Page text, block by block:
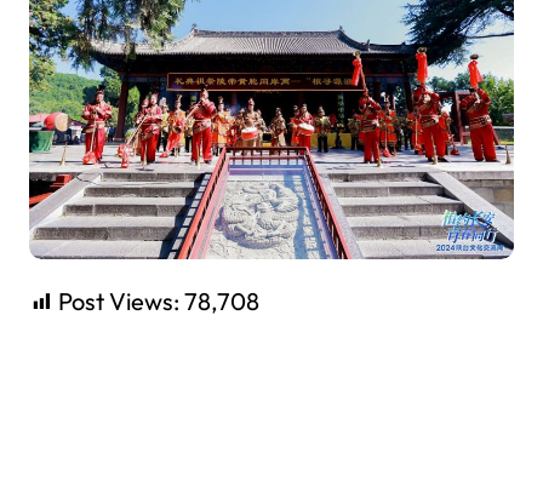
Post Views: 78,708